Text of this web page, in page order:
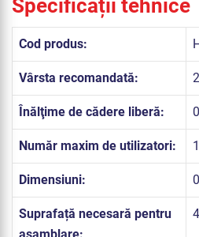
Specificații tehnice
Cod produs:
Vârsta recomandată:
Înălţime de cădere liberă:
Număr maxim de utilizatori: 1
Dimensiuni:
Suprafață necesară pentru